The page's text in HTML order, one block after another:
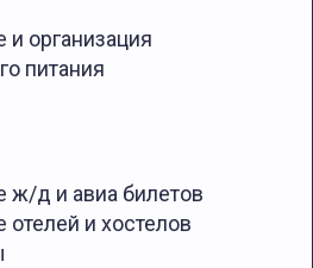
и организация
питания
ж/д и авиа билетов
отелей и хостелов